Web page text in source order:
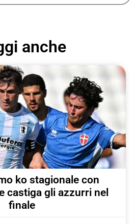
anche
ko stagionale con
castiga gli azzurri nel
finale